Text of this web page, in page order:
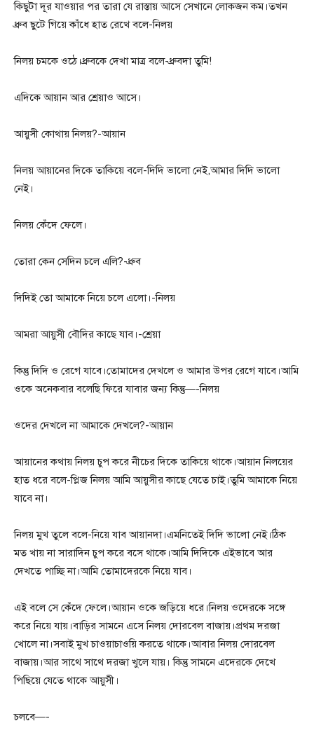
কিছুটা দূর যাওয়ার পর তারা যে রাস্তায় আসে সেখানে লোকজন কম।তখন
ধ্রুব ছুটে গিয়ে কাঁধে হাত রেখে বলে-নিলয়
নিলয় চমকে ওঠে।ধ্রুবকে দেখা মাত্র বলে-ধ্রুবদা তুমি!
এদিকে আয়ান আর শ্রেয়াও আসে।
আয়ুসী কোথায় নিলয়?-আয়ান
নিলয় আয়ানের দিকে তাকিয়ে বলে-দিদি ভালো নেই,আমার দিদি ভালো
নেই।
নিলয় কেঁদে ফেলে।
তোরা কেন সেদিন চলে এলি?-ধ্রুব
দিদিই তো আমাকে নিয়ে চলে এলো।-নিলয়
আমরা আয়ুসী বৌদির কাছে যাব।-শ্রেয়া
কিন্তু দিদি ও রেগে যাবে।তোমাদের দেখলে ও আমার উপর রেগে যাবে।আমি
ওকে অনেকবার বলেছি ফিরে যাবার জন্য কিন্তু—-নিলয়
ওদের দেখলে না আমাকে দেখলে?-আয়ান
আয়ানের কথায় নিলয় চুপ করে নীচের দিকে তাকিয়ে থাকে।আয়ান নিলয়ের
হাত ধরে বলে-প্লিজ নিলয় আমি আয়ুসীর কাছে যেতে চাই।তুমি আমাকে নিয়ে
যাবে না।
নিলয় মুখ তুলে বলে-নিয়ে যাব আয়ানদা।এমনিতেই দিদি ভালো নেই।ঠিক
মত খায় না সারাদিন চুপ করে বসে থাকে।আমি দিদিকে এইভাবে আর
দেখতে পাচ্ছি না।আমি তোমাদেরকে নিয়ে যাব।
এই বলে সে কেঁদে ফেলে।আয়ান ওকে জড়িয়ে ধরে।নিলয় ওদেরকে সঙ্গে
করে নিয়ে যায়।বাড়ির সামনে এসে নিলয় দোরবেল বাজায়।প্রথম দরজা
খোলে না।সবাই মুখ চাওয়াচাওয়ি করতে থাকে।আবার নিলয় দোরবেল
বাজায়।আর সাথে সাথে দরজা খুলে যায়। কিন্তু সামনে এদেরকে দেখে
পিছিয়ে যেতে থাকে আয়ুসী।
চলবে—-